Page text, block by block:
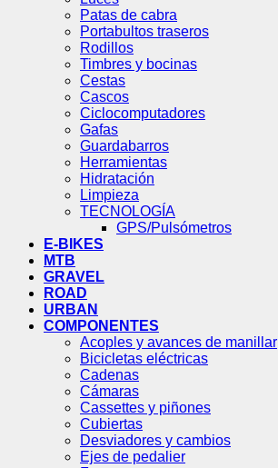
Patas de cabra
Portabultos traseros
Rodillos
Timbres y bocinas
Cestas
Cascos
Ciclocomputadores
Gafas
Guardabarros
Herramientas
Hidratación
Limpieza
TECNOLOGÍA
GPS/Pulsómetros
E-BIKES
MTB
GRAVEL
ROAD
URBAN
COMPONENTES
Acoples y avances de manillar
Bicicletas eléctricas
Cadenas
Cámaras
Cassettes y piñones
Cubiertas
Desviadores y cambios
Ejes de pedalier